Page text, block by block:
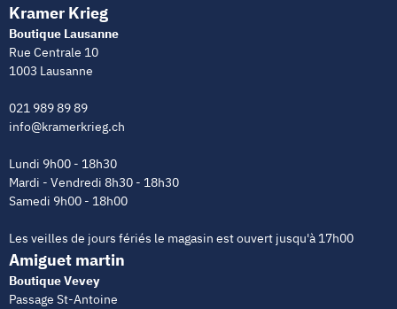
Kramer Krieg
Boutique Lausanne
Rue Centrale 10
1003 Lausanne
021 989 89 89
info@kramerkrieg.ch
Lundi 9h00 - 18h30
Mardi - Vendredi 8h30 - 18h30
Samedi 9h00 - 18h00
Les veilles de jours fériés le magasin est ouvert jusqu'à 17h00
Amiguet martin
Boutique Vevey
Passage St-Antoine